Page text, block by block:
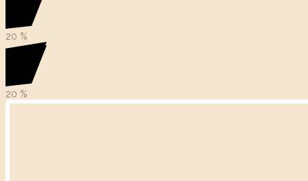
20 %
20 %